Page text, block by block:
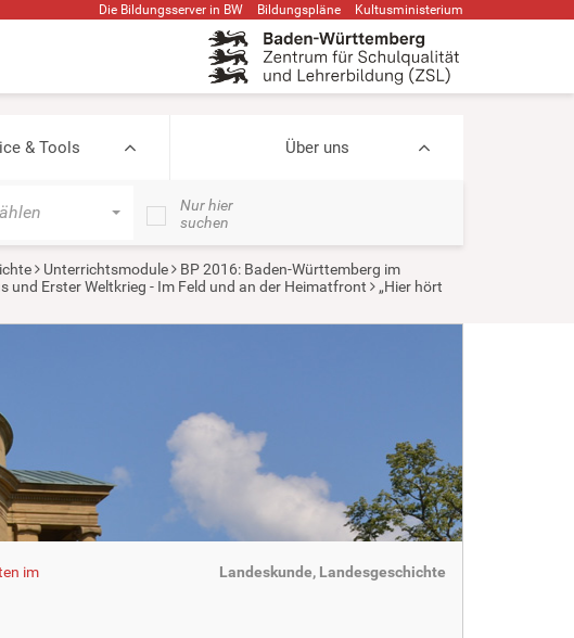
Die Bildungsserver in BW Bildungspläne Kultusministerium
& Tools Über uns
Nur hier
suchen
Unterrichtsmodule
BP 2016: Baden-Württemberg im
und Erster Weltkrieg - Im Feld und an der Heimatfront
„Hier hört
im
Landeskunde, Landesgeschichte